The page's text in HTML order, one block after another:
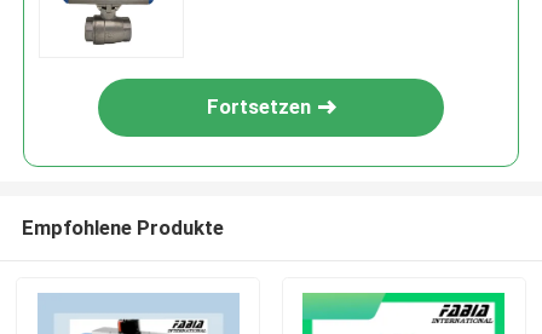
Fortsetzen
Empfohlene Produkte